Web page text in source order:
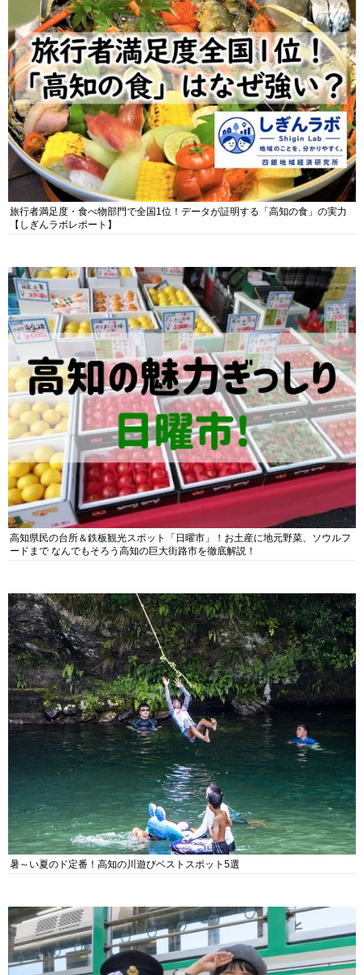
旅行者満足度・食べ物部門で全国1位！データが証明する「高知の食」の実力
【しぎんラボレポート】
高知県民の台所＆鉄板観光スポット「日曜市」！お土産に地元野菜、ソウルフ
ードまで なんでもそろう高知の巨大街路市を徹底解説！
暑～い夏のド定番！高知の川遊びベストスポット5選